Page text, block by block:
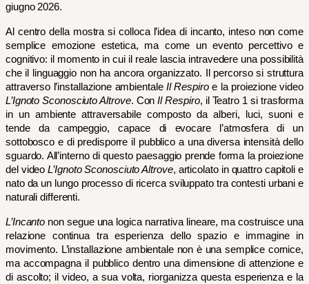
giugno 2026.
Al centro della mostra si colloca l’idea di incanto, inteso non come
semplice emozione estetica, ma come un evento percettivo e
cognitivo: il momento in cui il reale lascia intravedere una possibilità
che il linguaggio non ha ancora organizzato. Il percorso si struttura
attraverso l’installazione ambientale Il Respiro
L’Ignoto Sconosciuto Altrove. Con Il Respiro, il Teatro 1 si trasforma
in un ambiente attraversabile composto da alberi, luci, suoni e
tende da campeggio, capace di evocare l’atmosfera di un
sottobosco e di predisporre il pubblico a una diversa intensità dello
sguardo. All’interno di questo paesaggio prende forma la proiezione
del video L’Ignoto Sconosciuto Altrove, articolato in quattro capitoli e
nato da un lungo processo di ricerca sviluppato tra contesti urbani e
naturali differenti.
L’Incanto non segue una logica narrativa lineare, ma costruisce una
relazione continua tra esperienza dello spazio e immagine in
movimento. L’installazione ambientale non è una semplice cornice,
ma accompagna il pubblico dentro una dimensione di attenzione e
di ascolto; il video, a sua volta, riorganizza questa esperienza e la